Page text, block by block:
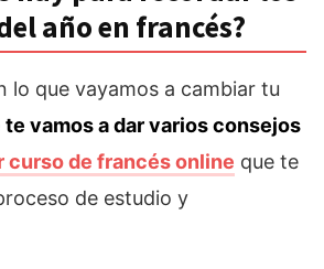
año en francés?
lo que vayamos a cambiar tu
te vamos a dar varios consejos
curso de francés online que te
de estudio y